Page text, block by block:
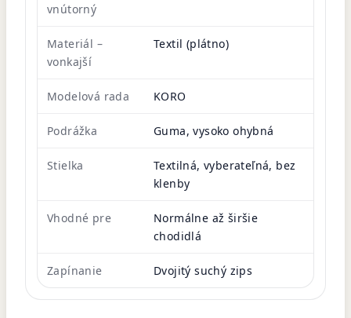
vnútorný
Materiál –
vonkajší
Textil (plátno)
Modelová rada KORO
Podrážka Guma, vysoko ohybná
Stielka
Textilná, vyberateľná, bez
klenby
Vhodné pre
Normálne až širšie
chodidlá
Zapínanie Dvojitý suchý zips